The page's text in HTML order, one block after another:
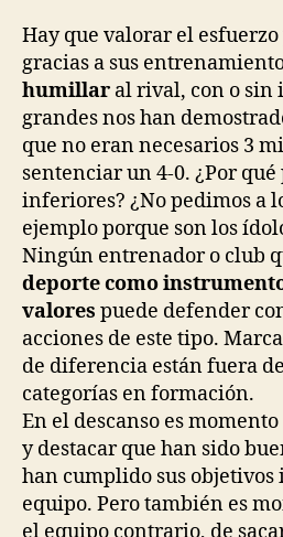
Hay que valorar el
gracias a sus
humillar al rival, con o sin
grandes nos han
que no eran necesarios 3
sentenciar un 4-0. ¿Por
inferiores? ¿No pedimos a
ejemplo porque son los
Ningún entrenador o club
deporte como
valores puede defender
acciones de este tipo.
de diferencia están fuera
categorías en formación.
En el descanso es
y destacar que han sido
han cumplido sus
equipo. Pero también es